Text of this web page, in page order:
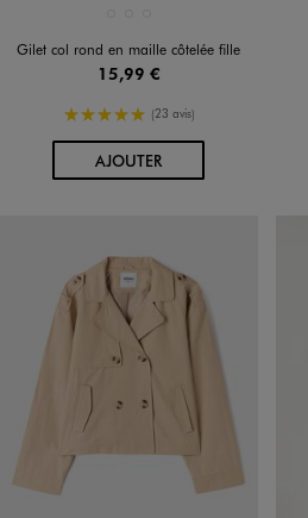
Gilet col rond en maille côtelée fille
15,99 €
5/5 de moyenne
(23 avis)
AJOUTERAU PANIER